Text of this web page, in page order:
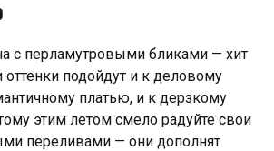
с перламутровыми бликами — хит
оттенки подойдут и к деловому
платью, и к дерзкому
этим летом смело радуйте свои
переливами — они дополнят